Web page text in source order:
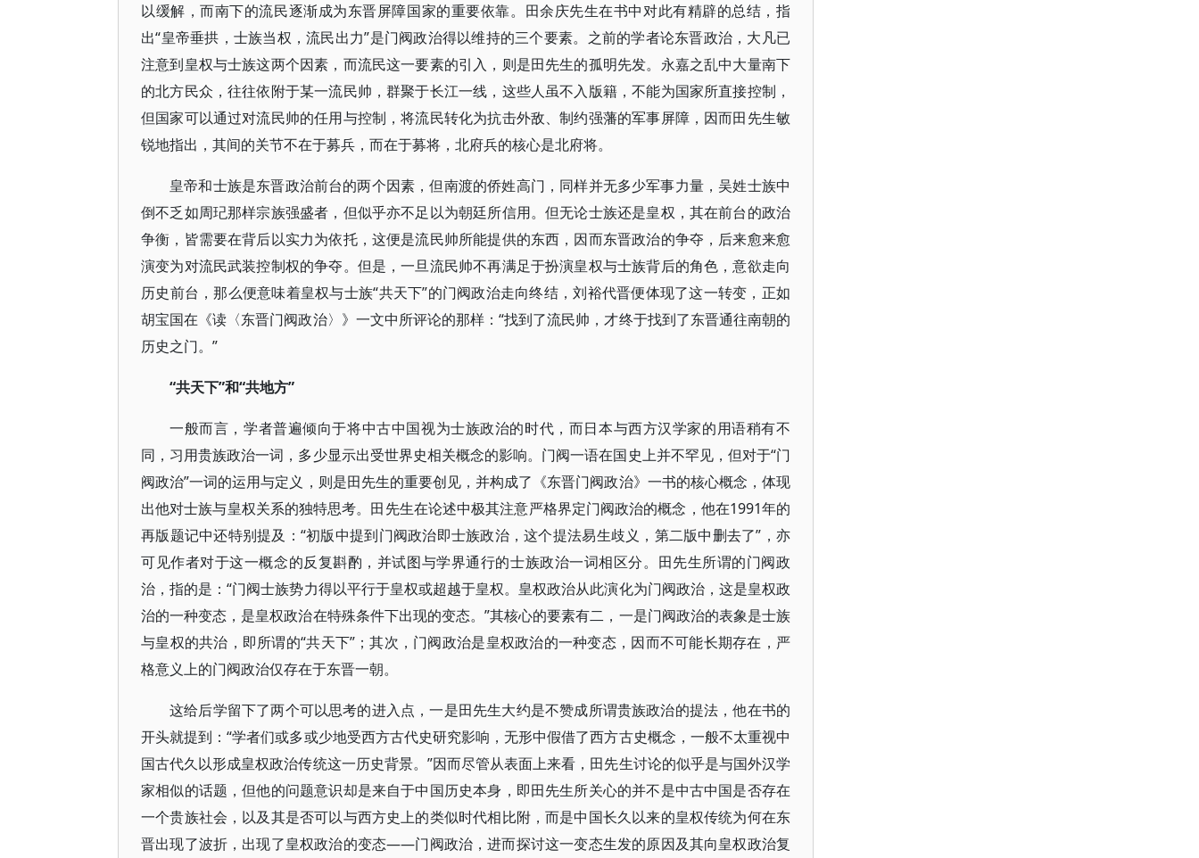
以缓解，而南下的流民逐渐成为东晋屏障国家的重要依靠。田余庆先生在书中对此有精辟的总结，指
出“皇帝垂拱，士族当权，流民出力”是门阀政治得以维持的三个要素。之前的学者论东晋政治，大凡已
注意到皇权与士族这两个因素，而流民这一要素的引入，则是田先生的孤明先发。永嘉之乱中大量南下
的北方民众，往往依附于某一流民帅，群聚于长江一线，这些人虽不入版籍，不能为国家所直接控制，
但国家可以通过对流民帅的任用与控制，将流民转化为抗击外敌、制约强藩的军事屏障，因而田先生敏
锐地指出，其间的关节不在于募兵，而在于募将，北府兵的核心是北府将。
皇帝和士族是东晋政治前台的两个因素，但南渡的侨姓高门，同样并无多少军事力量，吴姓士族中
倒不乏如周玘那样宗族强盛者，但似乎亦不足以为朝廷所信用。但无论士族还是皇权，其在前台的政治
争衡，皆需要在背后以实力为依托，这便是流民帅所能提供的东西，因而东晋政治的争夺，后来愈来愈
演变为对流民武装控制权的争夺。但是，一旦流民帅不再满足于扮演皇权与士族背后的角色，意欲走向
历史前台，那么便意味着皇权与士族“共天下”的门阀政治走向终结，刘裕代晋便体现了这一转变，正如
胡宝国在《读〈东晋门阀政治〉》一文中所评论的那样：“找到了流民帅，才终于找到了东晋通往南朝的
历史之门。”
“共天下”和“共地方”
一般而言，学者普遍倾向于将中古中国视为士族政治的时代，而日本与西方汉学家的用语稍有不
同，习用贵族政治一词，多少显示出受世界史相关概念的影响。门阀一语在国史上并不罕见，但对于“门
阀政治”一词的运用与定义，则是田先生的重要创见，并构成了《东晋门阀政治》一书的核心概念，体现
出他对士族与皇权关系的独特思考。田先生在论述中极其注意严格界定门阀政治的概念，他在1991年的
再版题记中还特别提及：“初版中提到门阀政治即士族政治，这个提法易生歧义，第二版中删去了”，亦
可见作者对于这一概念的反复斟酌，并试图与学界通行的士族政治一词相区分。田先生所谓的门阀政
治，指的是：“门阀士族势力得以平行于皇权或超越于皇权。皇权政治从此演化为门阀政治，这是皇权政
治的一种变态，是皇权政治在特殊条件下出现的变态。”其核心的要素有二，一是门阀政治的表象是士族
与皇权的共治，即所谓的“共天下”；其次，门阀政治是皇权政治的一种变态，因而不可能长期存在，严
格意义上的门阀政治仅存在于东晋一朝。
这给后学留下了两个可以思考的进入点，一是田先生大约是不赞成所谓贵族政治的提法，他在书的
开头就提到：“学者们或多或少地受西方古代史研究影响，无形中假借了西方古史概念，一般不太重视中
国古代久以形成皇权政治传统这一历史背景。”因而尽管从表面上来看，田先生讨论的似乎是与国外汉学
家相似的话题，但他的问题意识却是来自于中国历史本身，即田先生所关心的并不是中古中国是否存在
一个贵族社会，以及其是否可以与西方史上的类似时代相比附，而是中国长久以来的皇权传统为何在东
晋出现了波折，出现了皇权政治的变态——门阀政治，进而探讨这一变态生发的原因及其向皇权政治复